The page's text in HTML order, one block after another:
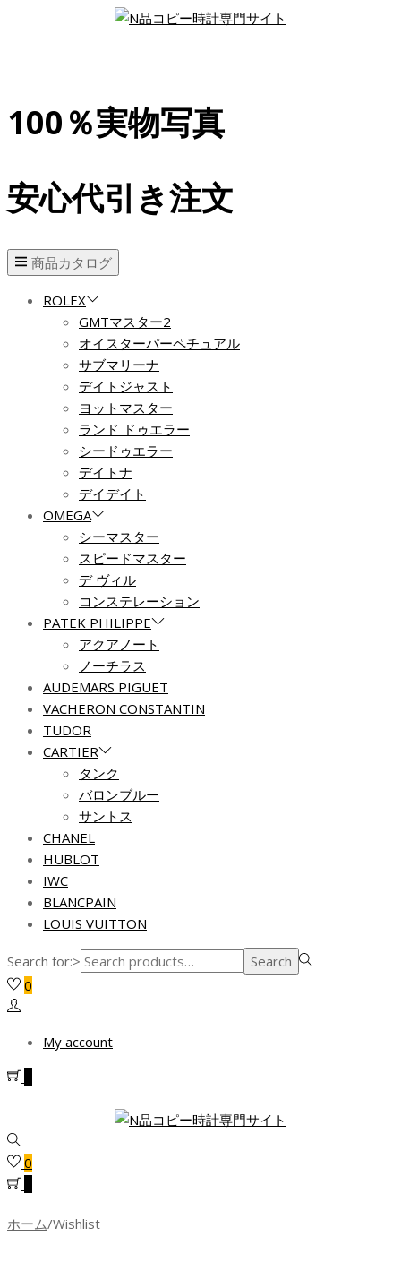
100％実物写真
安心代引き注文
商品カタログ
ROLEX
GMTマスター2
オイスターパーペチュアル
サブマリーナ
デイトジャスト
ヨットマスター
ランド ドゥエラー
シードゥエラー
デイトナ
デイデイト
OMEGA
シーマスター
スピードマスター
デ ヴィル
コンステレーション
PATEK PHILIPPE
アクアノート
ノーチラス
AUDEMARS PIGUET
VACHERON CONSTANTIN
TUDOR
CARTIER
タンク
バロンブルー
サントス
CHANEL
HUBLOT
IWC
BLANCPAIN
LOUIS VUITTON
Search for:>
Search
0
My account
0
ホーム/Wishlist